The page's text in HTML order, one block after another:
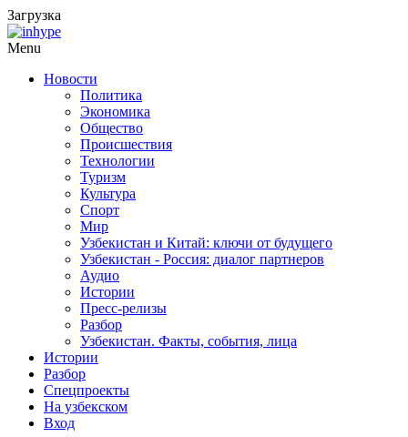
Загрузка
Menu
Новости
Политика
Экономика
Общество
Происшествия
Технологии
Туризм
Культура
Спорт
Мир
Узбекистан и Китай: ключи от будущего
Узбекистан - Россия: диалог партнеров
Аудио
Истории
Пресс-релизы
Разбор
Узбекистан. Факты, события, лица
Истории
Разбор
Спецпроекты
На узбекском
Вход